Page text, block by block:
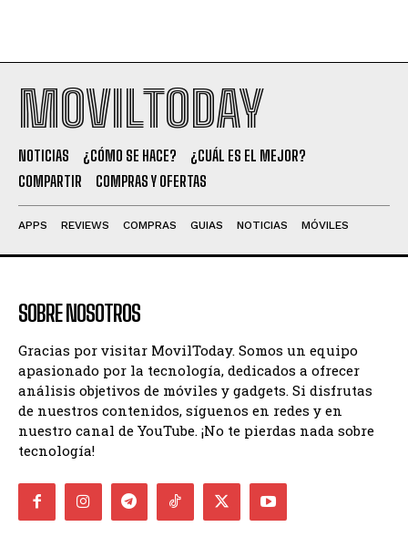
MOVILTODAY
NOTICIAS ¿CÓMO SE HACE?
¿CUÁL ES EL MEJOR?
COMPARTIR
COMPRAS Y OFERTAS
APPS REVIEWS COMPRAS GUIAS NOTICIAS MÓVILES
SOBRE NOSOTROS
Gracias por visitar MovilToday. Somos un equipo
apasionado por la tecnología, dedicados a ofrecer
análisis objetivos de móviles y gadgets. Si disfrutas
de nuestros contenidos, síguenos en redes y en
nuestro canal de YouTube. ¡No te pierdas nada sobre
tecnología!